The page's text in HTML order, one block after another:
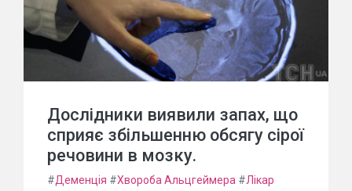
Дослідники виявили запах, що
сприяє збільшенню обсягу сірої
речовини в мозку.
#Деменція #Хвороба Альцгеймера #Лікар